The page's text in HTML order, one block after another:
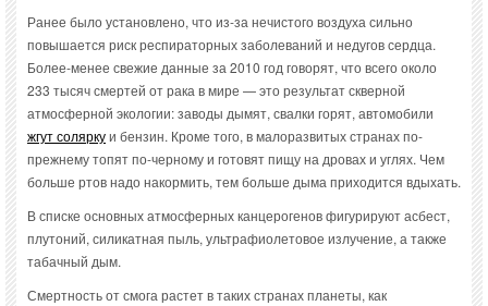
Ранее было установлено, что из-за нечистого воздуха сильно
повышается риск респираторных заболеваний и недугов сердца.
Более-менее свежие данные за 2010 год говорят, что всего около
233 тысяч смертей от рака в мире — это результат скверной
атмосферной экологии: заводы дымят, свалки горят, автомобили
жгут соляркуи бензин. Кроме того, в малоразвитых странах по-
прежнему топят по-черному и готовят пищу на дровах и углях. Чем
больше ртов надо накормить, тем больше дыма приходится вдыхать.
В списке основных атмосферных канцерогенов фигурируют асбест,
плутоний, силикатная пыль, ультрафиолетовое излучение, а также
табачный дым.
Смертность от смога растет в таких странах планеты, как